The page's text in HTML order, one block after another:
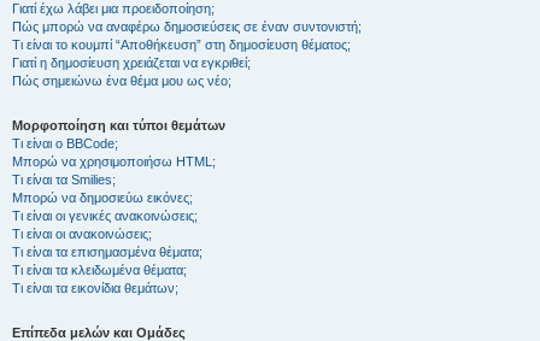
Γιατί έχω λάβει μια προειδοποίηση;
Πώς μπορώ να αναφέρω δημοσιεύσεις σε έναν συντονιστή;
Τι είναι το κουμπί “Αποθήκευση” στη δημοσίευση θέματος;
Γιατί η δημοσίευση χρειάζεται να εγκριθεί;
Πώς σημειώνω ένα θέμα μου ως νέο;
Μορφοποίηση και τύποι θεμάτων
Τι είναι ο BBCode;
Μπορώ να χρησιμοποιήσω HTML;
Τι είναι τα Smilies;
Μπορώ να δημοσιεύω εικόνες;
Τι είναι οι γενικές ανακοινώσεις;
Τι είναι οι ανακοινώσεις;
Τι είναι τα επισημασμένα θέματα;
Τι είναι τα κλειδωμένα θέματα;
Τι είναι τα εικονίδια θεμάτων;
Επίπεδα μελών και Ομάδες